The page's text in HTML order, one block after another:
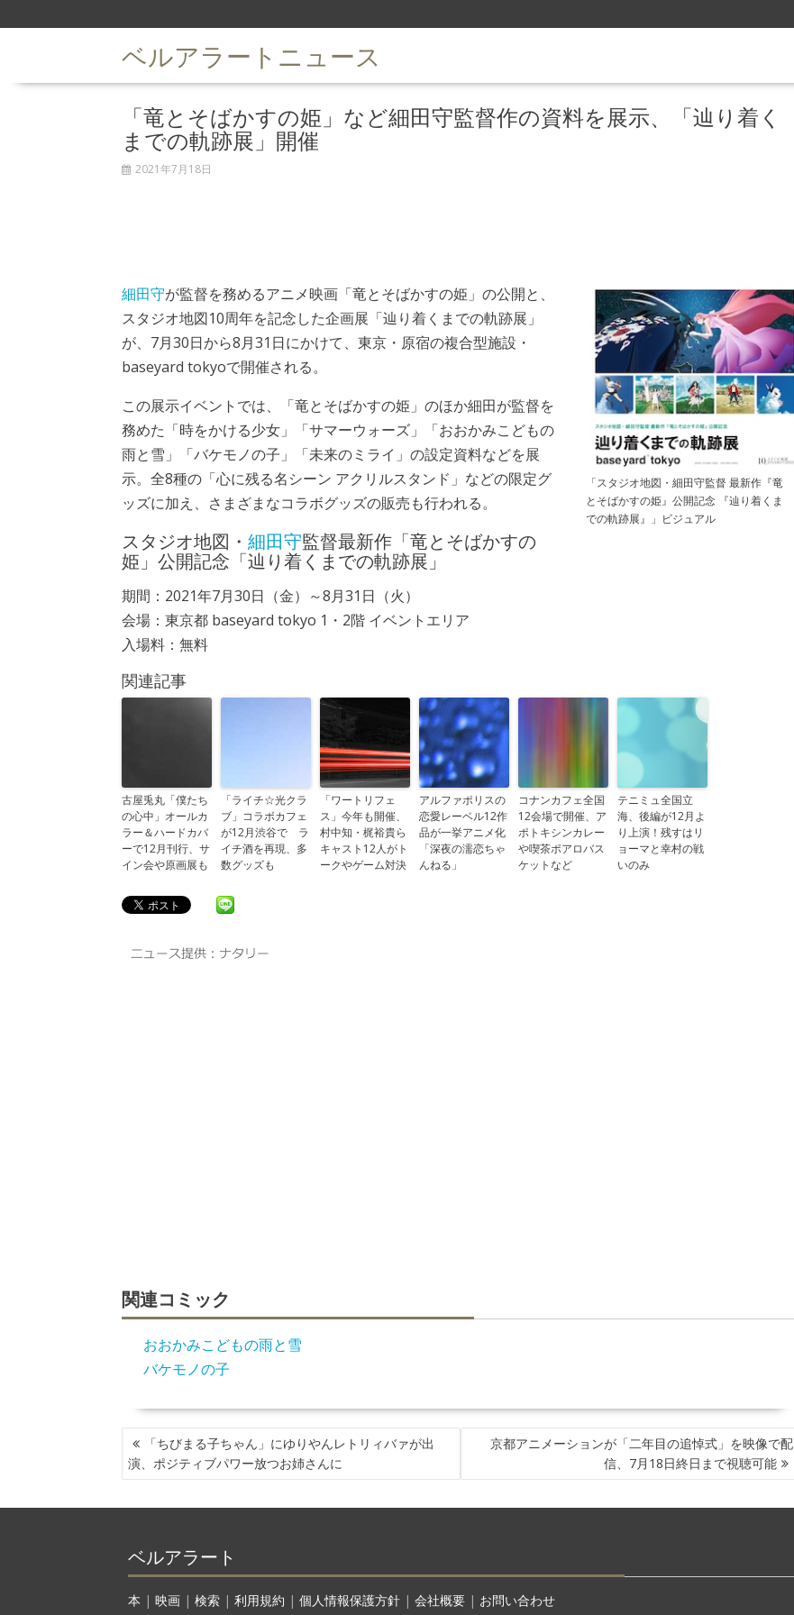
k
ベルアラートニュース
「竜とそばかすの姫」など細田守監督作の資料を展示、「辿り着く
までの軌跡展」開催
2021年7月18日
「スタジオ地図・細田守監督 最新作『竜
とそばかすの姫』公開記念 『辿り着くま
での軌跡展』」ビジュアル
細田守が監督を務めるアニメ映画「竜とそばかすの姫」の公開と、
スタジオ地図10周年を記念した企画展「辿り着くまでの軌跡展」
が、7月30日から8月31日にかけて、東京・原宿の複合型施設・
baseyard tokyoで開催される。
この展示イベントでは、「竜とそばかすの姫」のほか細田が監督を
務めた「時をかける少女」「サマーウォーズ」「おおかみこどもの
雨と雪」「バケモノの子」「未来のミライ」の設定資料などを展
示。全8種の「心に残る名シーン アクリルスタンド」などの限定グ
ッズに加え、さまざまなコラボグッズの販売も行われる。
スタジオ地図・ 細田守監督最新作「竜とそばかすの
姫」公開記念「辿り着くまでの軌跡展」
期間：2021年7月30日（金）～8月31日（火）
会場：東京都 baseyard tokyo 1・2階 イベントエリア
入場料：無料
関連記事
古屋兎丸「僕たち
の心中」オールカ
ラー＆ハードカバ
ーで12月刊行、サ
イン会や原画展も
「ライチ☆光クラ
ブ」コラボカフェ
が12月渋谷で ラ
イチ酒を再現、多
数グッズも
「ワートリフェ
ス」今年も開催、
村中知・梶裕貴ら
キャスト12人がト
ークやゲーム対決
アルファポリスの
恋愛レーベル12作
品が一挙アニメ化
「深夜の濡恋ちゃ
んねる」
コナンカフェ全国
12会場で開催、ア
ポトキシンカレー
や喫茶ポアロバス
ケットなど
テニミュ全国立
海、後編が12月よ
り上演！残すはリ
ョーマと幸村の戦
いのみ
関連コミック
おおかみこどもの雨と雪
バケモノの子
投
稿
ナ
ゲ
シ
ョ
ン
「ちびまる子ちゃん」にゆりやんレトリィバァが出
演、ポジティブパワー放つお姉さんに
京都アニメーションが「二年目の追悼式」を映像で配
信、7月18日終日まで視聴可能
ベルアラート
本 | 映画| 検索| 利用規約 | 個人情報保護方針| 会社概要| お問い合わせ